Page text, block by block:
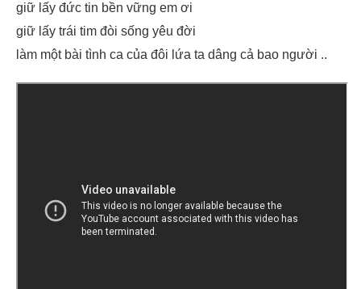
giữ lấy đức tin bền vững em ơi
giữ lấy trái tim đòi sống yêu đời
làm một bài tình ca của đôi lứa ta dâng cả bao người ..